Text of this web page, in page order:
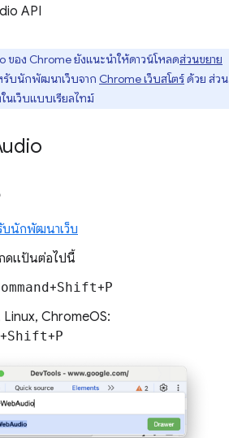
API
ของ Chrome ยังแนะนำให้ดาวน์โหลดส่วนขยาย
รับนักพัฒนาเว็บจาก Chrome เว็บสโตร์ด้วย ส่วน
นเว็บแบบเรียลไทม์
บนักพัฒนาเว็บ
ดแป้นต่อไปนี้
+Shift+P
ChromeOS:
+Shift+P